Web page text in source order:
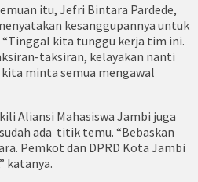
itu, Jefri Bintara Pardede,
kesanggupannya untuk
kita tunggu kerja tim ini.
taksiran, kelayakan nanti
minta semua mengawal
Aliansi Mahasiswa Jambi juga
ada titik temu. “Bebaskan
Pemkot dan DPRD Kota Jambi
katanya.